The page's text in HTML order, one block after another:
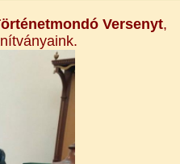
Versenyt,